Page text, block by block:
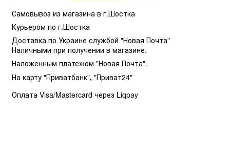
Самовывоз из магазина в г.Шостка
Курьером по г.Шостка
Доставка по Украине службой "Новая Почта"
Наличными при получении в магазине.
Наложенным платежом "Новая Почта".
На карту "Приватбанк", "Приват24"
Оплата Visa/Mastercard через Liqpay